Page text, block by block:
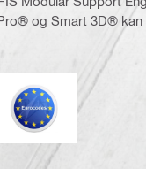
og Smart 3D® kan
Eurocode